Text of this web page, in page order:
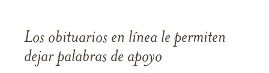
Los obituarios en línea le permiten
dejar palabras de apoyo